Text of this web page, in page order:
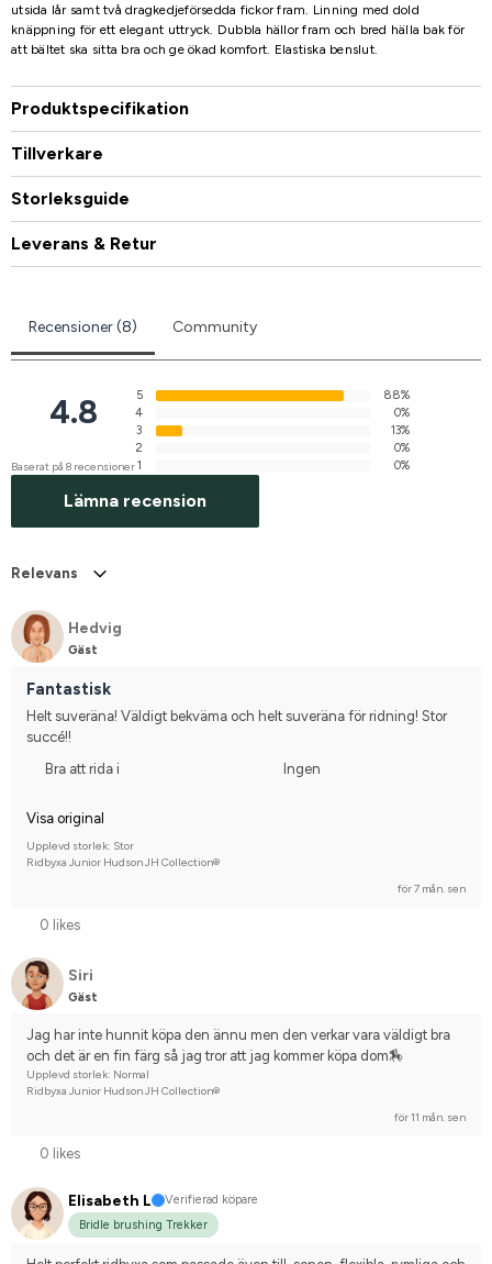
utsida lår samt två dragkedjeförsedda fickor fram. Linning med dold
knäppning för ett elegant uttryck. Dubbla hällor fram och bred hälla bak för
att bältet ska sitta bra och ge ökad komfort. Elastiska benslut.
Produktspecifikation
Tillverkare
Storleksguide
Leverans & Retur
Recensioner (8) Community
4.8
Baserat på 8 recensioner
5
88%
4
0%
3
13%
2
0%
1
0%
Lämna recension
Relevans
Hedvig
Gäst
Fantastisk
Helt suveräna! Väldigt bekväma och helt suveräna för ridning! Stor
succé!!
Bra att rida i
Ingen
Visa original
Upplevd storlek: Stor
Ridbyxa Junior Hudson JH Collection®
för 7 mån. sen
0 likes
Siri
Gäst
Jag har inte hunnit köpa den ännu men den verkar vara väldigt bra
och det är en fin färg så jag tror att jag kommer köpa dom🏇
Upplevd storlek: Normal
Ridbyxa Junior Hudson JH Collection®
för 11 mån. sen
0 likes
Elisabeth L
Verifierad köpare
Bridle brushing Trekker